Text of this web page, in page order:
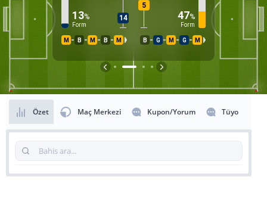
13%
Form
14
5
47%
Form
M B M B M B G M G M
Özet Maç Merkezi Kupon/Yorum Tüyo